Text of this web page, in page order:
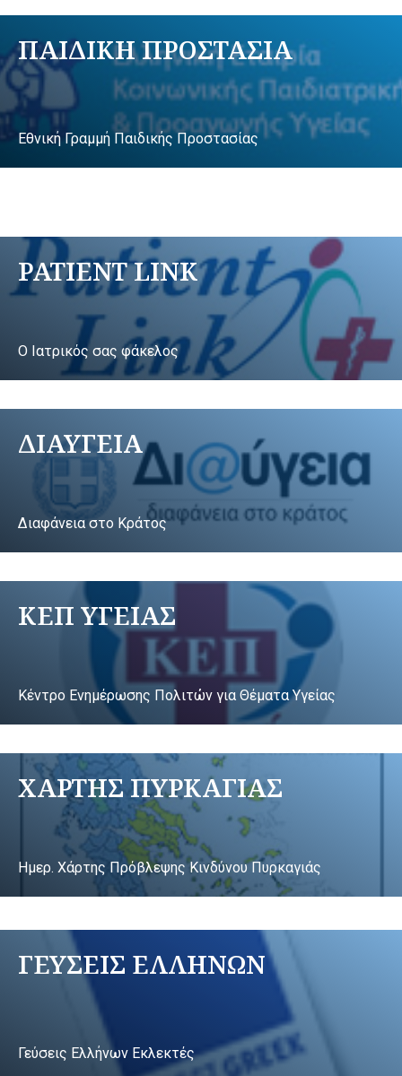
ΠΑΙΔΙΚΗ ΠΡΟΣΤΑΣΙΑ
Εθνική Γραμμή Παιδικής Προστασίας
PATIENT LINK
Ο Ιατρικός σας φάκελος
ΔΙΑΥΓΕΙΑ
Διαφάνεια στο Κράτος
ΚΕΠ ΥΓΕΙΑΣ
Κέντρο Ενημέρωσης Πολιτών για Θέματα Υγείας
ΧΑΡΤΗΣ ΠΥΡΚΑΓΙΑΣ
Ημερ. Χάρτης Πρόβλεψης Κινδύνου Πυρκαγιάς
ΓΕΥΣΕΙΣ ΕΛΛΗΝΩΝ
Γεύσεις Ελλήνων Εκλεκτές